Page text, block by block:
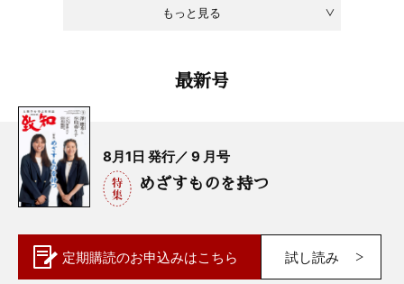
もっと見る
最新号
8月1日 発行／ 9 月号
めざすものを持つ
定期購読のお申込みはこちら 試し読み